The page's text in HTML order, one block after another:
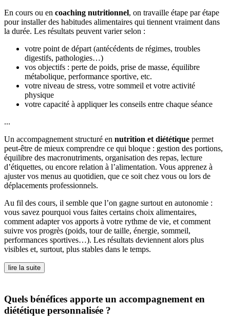
En cours ou en coaching nutritionnel, on travaille étape par étape
pour installer des habitudes alimentaires qui tiennent vraiment dans
la durée. Les résultats peuvent varier selon :
votre point de départ (antécédents de régimes, troubles
digestifs, pathologies…)
vos objectifs : perte de poids, prise de masse, équilibre
métabolique, performance sportive, etc.
votre niveau de stress, votre sommeil et votre activité
physique
votre capacité à appliquer les conseils entre chaque séance
...
Un accompagnement structuré en nutrition et diététique permet
peut-être de mieux comprendre ce qui bloque : gestion des portions,
équilibre des macronutriments, organisation des repas, lecture
d’étiquettes, ou encore relation à l’alimentation. Vous apprenez à
ajuster vos menus au quotidien, que ce soit chez vous ou lors de
déplacements professionnels.
Au fil des cours, il semble que l’on gagne surtout en autonomie :
vous savez pourquoi vous faites certains choix alimentaires,
comment adapter vos apports à votre rythme de vie, et comment
suivre vos progrès (poids, tour de taille, énergie, sommeil,
performances sportives…). Les résultats deviennent alors plus
visibles et, surtout, plus stables dans le temps.
lire la suite
Quels bénéfices apporte un accompagnement en
diététique personnalisée ?